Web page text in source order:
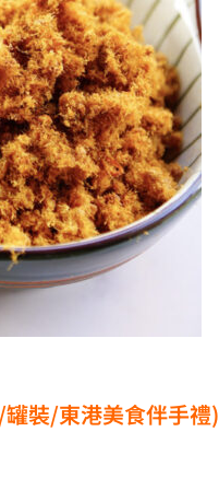
裝/東港美食伴手禮)